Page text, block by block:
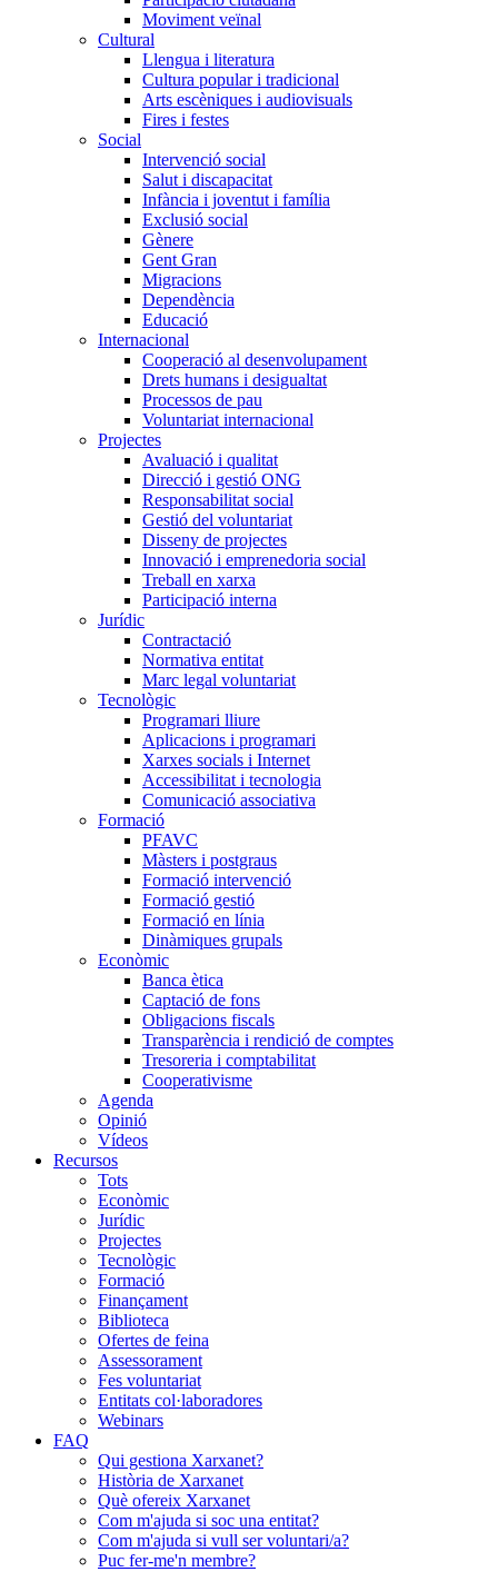
Moviment veïnal
Cultural
Llengua i literatura
Cultura popular i tradicional
Arts escèniques i audiovisuals
Fires i festes
Social
Intervenció social
Salut i discapacitat
Infància i joventut i família
Exclusió social
Gènere
Gent Gran
Migracions
Dependència
Educació
Internacional
Cooperació al desenvolupament
Drets humans i desigualtat
Processos de pau
Voluntariat internacional
Projectes
Avaluació i qualitat
Direcció i gestió ONG
Responsabilitat social
Gestió del voluntariat
Disseny de projectes
Innovació i emprenedoria social
Treball en xarxa
Participació interna
Jurídic
Contractació
Normativa entitat
Marc legal voluntariat
Tecnològic
Programari lliure
Aplicacions i programari
Xarxes socials i Internet
Accessibilitat i tecnologia
Comunicació associativa
Formació
PFAVC
Màsters i postgraus
Formació intervenció
Formació gestió
Formació en línia
Dinàmiques grupals
Econòmic
Banca ètica
Captació de fons
Obligacions fiscals
Transparència i rendició de comptes
Tresoreria i comptabilitat
Cooperativisme
Agenda
Opinió
Vídeos
Recursos
Tots
Econòmic
Jurídic
Projectes
Tecnològic
Formació
Finançament
Biblioteca
Ofertes de feina
Assessorament
Fes voluntariat
Entitats col·laboradores
Webinars
FAQ
Qui gestiona Xarxanet?
Història de Xarxanet
Què ofereix Xarxanet
Com m'ajuda si soc una entitat?
Com m'ajuda si vull ser voluntari/a?
Puc fer-me'n membre?